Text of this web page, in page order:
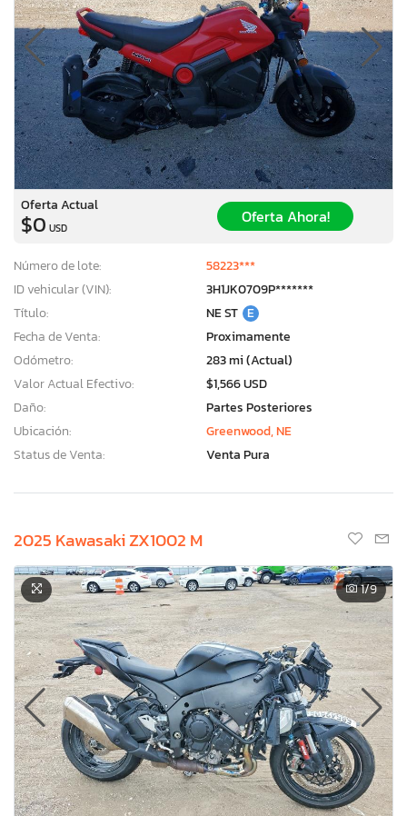
Oferta Actual
$0 USD
Oferta Ahora!
Número de lote:
58223***
ID vehicular (VIN):
3H1JK0709P*******
Título:
NE ST E
Fecha de Venta:
Proximamente
Odómetro:
283 mi (Actual)
Valor Actual Efectivo:
$1,566 USD
Daño:
Partes Posteriores
Ubicación:
Greenwood, NE
Status de Venta:
Venta Pura
2025 Kawasaki ZX1002 M
1/9